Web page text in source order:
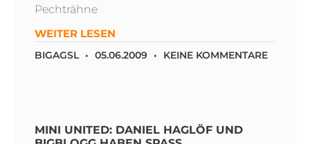
Pechträhne
WEITER LESEN
BIGAGSL 05.06.2009 KEINE KOMMENTARE
MINI UNITED: DANIEL HAGLÖF UND